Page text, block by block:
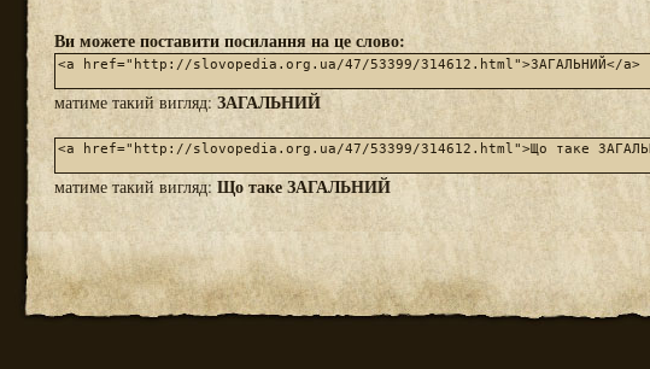
Ви можете поставити посилання на це слово:
матиме такий вигляд:ЗАГАЛЬНИЙ
матиме такий вигляд: Що таке ЗАГАЛЬНИЙ